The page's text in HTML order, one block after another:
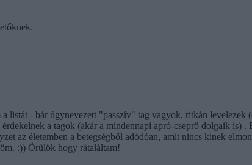
listát - bár úgynevezett "passzív" tag vagyok, ritkán levelezek
érdekelnek a tagok (akár a mindennapi apró-cseprő dolgaik
az életemben a betegségből adódóan, amit nincs kinek
:)) Örülök hogy rátaláltam!